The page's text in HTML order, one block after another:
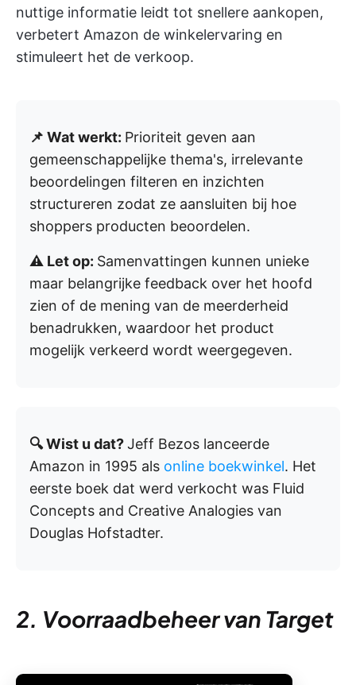
nuttige informatie leidt tot snellere aankopen,
verbetert Amazon de winkelervaring en
stimuleert het de verkoop.
📌 Wat werkt: Prioriteit geven aan
gemeenschappelijke thema's, irrelevante
beoordelingen filteren en inzichten
structureren zodat ze aansluiten bij hoe
shoppers producten beoordelen.
⚠️ Let op: Samenvattingen kunnen unieke
maar belangrijke feedback over het hoofd
zien of de mening van de meerderheid
benadrukken, waardoor het product
mogelijk verkeerd wordt weergegeven.
🔍 Wist u dat?Jeff Bezos lanceerde
Amazon in 1995 als online boekwinkel. Het
eerste boek dat werd verkocht was Fluid
Concepts and Creative Analogies van
Douglas Hofstadter.
2. Voorraadbeheer van Target